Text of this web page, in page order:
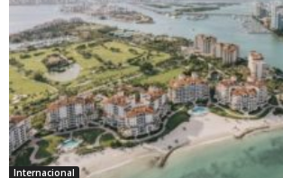
Internacional